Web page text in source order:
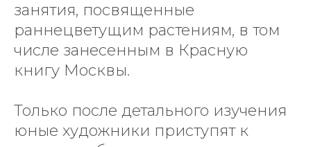
занятия, посвященные
раннецветущим растениям, в том
числе занесенным в Красную
книгу Москвы.
Только после детального изучения
юные художники приступят к